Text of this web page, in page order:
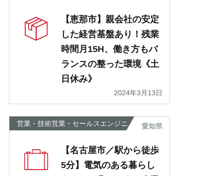
【恵那市】親会社の安定
した経営基盤あり！残業
時間月15H、働き方もバ
ランスの整った環境《土
日休み》
2024年3月13日
営業・技術営業・セールスエンジニ
愛知県
【名古屋市／駅から徒歩
5分】電気のある暮らし